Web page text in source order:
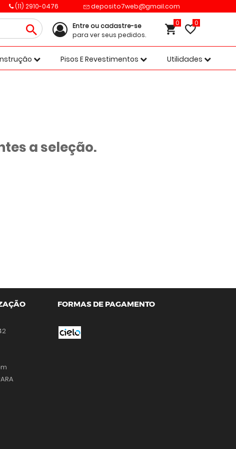
(11) 2910-0476 deposito7web@gmail.com
Entre ou cadastre-se
para ver seus pedidos.
0
Pisos E Revestimentos
Utilidades
a seleção.
FORMAS DE PAGAMENTO